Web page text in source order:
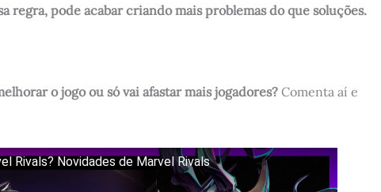
regra, pode acabar criando mais problemas do que soluções.
o jogo ou só vai afastar mais jogadores? Comenta aí e
Rivals? Novidades de Marvel Rivals